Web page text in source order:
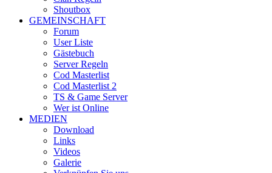
Shoutbox
GEMEINSCHAFT
Forum
User Liste
Gästebuch
Server Regeln
Cod Masterlist
Cod Masterlist 2
TS & Game Server
Wer ist Online
MEDIEN
Download
Links
Videos
Galerie